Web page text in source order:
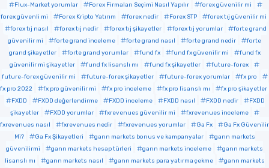
Flux-Market yorumlar
Forex Firmaları Seçimi Nasıl Yapılır
forex güvenilir mi
forex güvenli mi
Forex Kripto Yatırım forex nedir Forex STP
forex tıj güvenilir mi
forex tıj nasıl
forex tıj nedir forex tıj şikayetler forex tıj yorumlar
forte grand
güvenilir mi
forte grand inceleme forte grand nasıl forte grand nedir
forte
grand şikayetler
forte grand yorumlar fund fx fund fx güvenilir mi
fund fx
güvenilir mi şikayetler
fund fx lisanslı mı fund fx şikayetler
future-forex
future-forex güvenilir mi
future-forex şikayetler future-forex yorumlar
fx pro
fx pro 2022
fx pro güvenilir mi fx pro inceleme fx pro lisanslı mı
fx pro şikayetler
FXDD
FXDD değerlendirme FXDD inceleme FXDD nasıl FXDD nedir
FXDD
şikayetler
FXDD yorumlar fxrevenues güvenilir mi
fxrevenues inceleme
fxrevenues nasıl
fxrevenues nedir fxrevenues yorumlar Ga Fx
Ga Fx Güvenilir
Mi?
Ga Fx Şikayetleri gann markets bonus ve kampanyalar
gann markets
güvenilirmi
gann markets hesap türleri gann markets inceleme
gann markets
lisanslı mı
gann markets nasıl gann markets para yatırma çekme
gann markets